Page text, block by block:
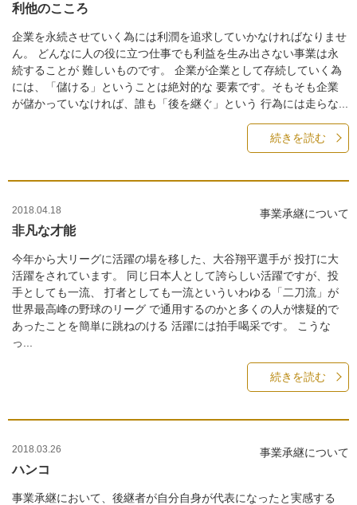
利他のこころ
企業を永続させていく為には利潤を追求していかなければなりませ
ん。 どんなに人の役に立つ仕事でも利益を生み出さない事業は永
続することが 難しいものです。 企業が企業として存続していく為
には、「儲ける」ということは絶対的な 要素です。そもそも企業
が儲かっていなければ、誰も「後を継ぐ」という 行為には走らな...
続きを読む
2018.04.18 事業承継について
非凡な才能
今年から大リーグに活躍の場を移した、大谷翔平選手が 投打に大
活躍をされています。 同じ日本人として誇らしい活躍ですが、投
手としても一流、 打者としても一流といういわゆる「二刀流」が
世界最高峰の野球のリーグ で通用するのかと多くの人が懐疑的で
あったことを簡単に跳ねのける 活躍には拍手喝采です。 こうな
っ...
続きを読む
2018.03.26 事業承継について
ハンコ
事業承継において、後継者が自分自身が代表になったと実感する